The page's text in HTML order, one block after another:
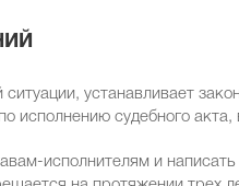
ситуации, устанавливает
исполнению судебного
исполнителям и